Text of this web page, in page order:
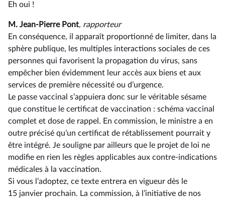
Eh oui !
M. Jean-Pierre Pont, rapporteur
En conséquence, il apparaît proportionné de limiter, dans la
sphère publique, les multiples interactions sociales de ces
personnes qui favorisent la propagation du virus, sans
empêcher bien évidemment leur accès aux biens et aux
services de première nécessité ou d’urgence.
Le passe vaccinal s’appuiera donc sur le véritable sésame
que constitue le certificat de vaccination : schéma vaccinal
complet et dose de rappel. En commission, le ministre a en
outre précisé qu’un certificat de rétablissement pourrait y
être intégré. Je souligne par ailleurs que le projet de loi ne
modifie en rien les règles applicables aux contre-indications
médicales à la vaccination.
Si vous l’adoptez, ce texte entrera en vigueur dès le
15 janvier prochain. La commission, à l’initiative de nos